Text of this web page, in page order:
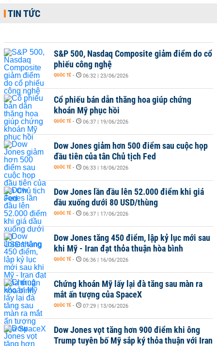
TIN TỨC
S&P 500, Nasdaq Composite giảm điểm do cổ
phiếu công nghệ
QUỐC TẾ - 06:32 | 23/06/2026
Cổ phiếu bán dẫn thăng hoa giúp chứng
khoán Mỹ phục hồi
QUỐC TẾ - 06:37 | 19/06/2026
Dow Jones giảm hơn 500 điểm sau cuộc họp
đầu tiên của tân Chủ tịch Fed
QUỐC TẾ - 06:33 | 18/06/2026
Dow Jones lần đầu lên 52.000 điểm khi giá
dầu xuống dưới 80 USD/thùng
QUỐC TẾ - 06:37 | 17/06/2026
Dow Jones tăng 450 điểm, lập kỷ lục mới sau
khi Mỹ - Iran đạt thỏa thuận hòa bình
QUỐC TẾ - 06:36 | 16/06/2026
Chứng khoán Mỹ lấy lại đà tăng sau màn ra
mắt ấn tượng của SpaceX
QUỐC TẾ - 07:29 | 13/06/2026
Dow Jones vọt tăng hơn 900 điểm khi ông
Trump tuyên bố Mỹ sắp ký thỏa thuận với Iran